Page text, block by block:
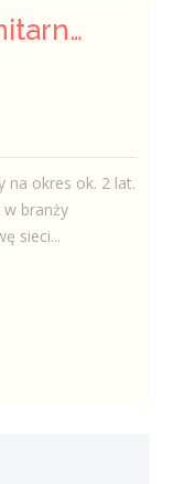
Kierownik Robót Sanitarnych
na okres ok. 2 lat.
branży
sieci...